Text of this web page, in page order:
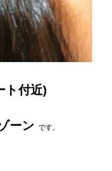
ト付近)
ーン です。